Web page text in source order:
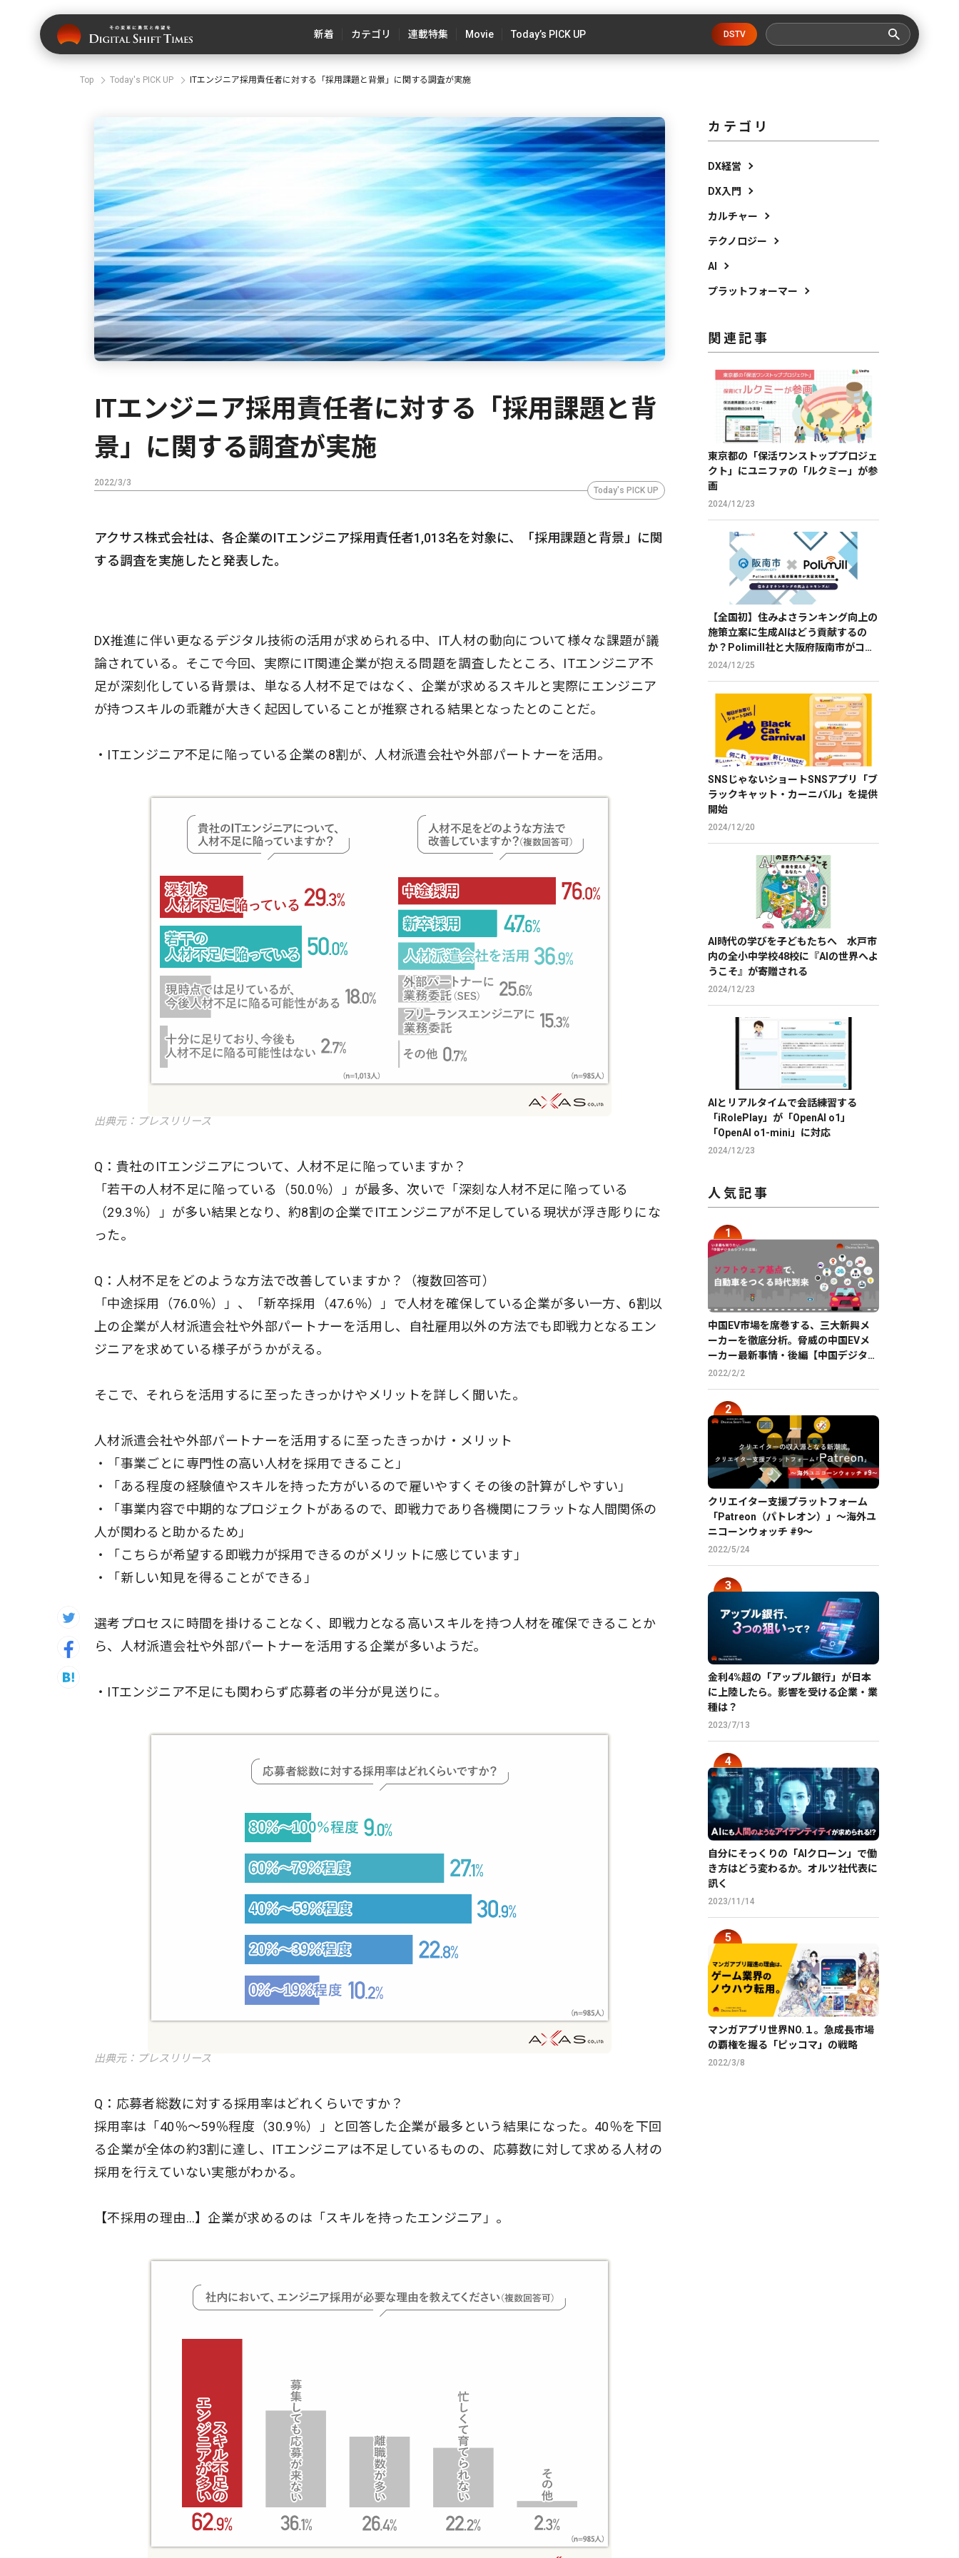
新着 カテゴリ 連載特集 Movie Today’s PICK UP DSTV
Top Today's PICK UP ITエンジニア採用責任者に対する「採用課題と背景」に関する調査が実施
ITエンジニア採用責任者に対する「採用課題と背
景」に関する調査が実施
2022/3/3
Today's PICK UP
アクサス株式会社は、各企業のITエンジニア採用責任者1,013名を対象に、「採用課題と背景」に関
する調査を実施したと発表した。
DX推進に伴い更なるデジタル技術の活用が求められる中、IT人材の動向について様々な課題が議
論されている。そこで今回、実際にIT関連企業が抱える問題を調査したところ、ITエンジニア不
足が深刻化している背景は、単なる人材不足ではなく、企業が求めるスキルと実際にエンジニア
が持つスキルの乖離が大きく起因していることが推察される結果となったとのことだ。
・ITエンジニア不足に陥っている企業の8割が、人材派遣会社や外部パートナーを活用。
出典元：プレスリリース
Q：貴社のITエンジニアについて、人材不足に陥っていますか？
「若干の人材不足に陥っている（50.0％）」が最多、次いで「深刻な人材不足に陥っている
（29.3％）」が多い結果となり、約8割の企業でITエンジニアが不足している現状が浮き彫りにな
った。
Q：人材不足をどのような方法で改善していますか？（複数回答可）
「中途採用（76.0％）」、「新卒採用（47.6％）」で人材を確保している企業が多い一方、6割以
上の企業が人材派遣会社や外部パートナーを活用し、自社雇用以外の方法でも即戦力となるエン
ジニアを求めている様子がうかがえる。
そこで、それらを活用するに至ったきっかけやメリットを詳しく聞いた。
人材派遣会社や外部パートナーを活用するに至ったきっかけ・メリット
・「事業ごとに専門性の高い人材を採用できること」
・「ある程度の経験値やスキルを持った方がいるので雇いやすくその後の計算がしやすい」
・「事業内容で中期的なプロジェクトがあるので、即戦力であり各機関にフラットな人間関係の
人が関わると助かるため」
・「こちらが希望する即戦力が採用できるのがメリットに感じています」
・「新しい知見を得ることができる」
選考プロセスに時間を掛けることなく、即戦力となる高いスキルを持つ人材を確保できることか
ら、人材派遣会社や外部パートナーを活用する企業が多いようだ。
・ITエンジニア不足にも関わらず応募者の半分が見送りに。
出典元：プレスリリース
Q：応募者総数に対する採用率はどれくらいですか？
採用率は「40％～59％程度（30.9％）」と回答した企業が最多という結果になった。40％を下回
る企業が全体の約3割に達し、ITエンジニアは不足しているものの、応募数に対して求める人材の
採用を行えていない実態がわかる。
【不採用の理由…】企業が求めるのは「スキルを持ったエンジニア」。
カテゴリ
DX経営
DX入門
カルチャー
テクノロジー
AI
プラットフォーマー
関連記事
東京都の「保活ワンストッププロジェ
クト」にユニファの「ルクミー」が参
画
2024/12/23
【全国初】住みよさランキング向上の
施策立案に生成AIはどう貢献するの
か？Polimill社と大阪府阪南市がコモ
ンズAIを用いて実証実験を実施
2024/12/25
SNSじゃないショートSNSアプリ「ブ
ラックキャット・カーニバル」を提供
開始
2024/12/20
AI時代の学びを子どもたちへ 水戸市
内の全小中学校48校に『AIの世界へよ
うこそ』が寄贈される
2024/12/23
AIとリアルタイムで会話練習する
「iRolePlay」が「OpenAI o1」
「OpenAI o1-mini」に対応
2024/12/23
人気記事
中国EV市場を席巻する、三大新興メ
ーカーを徹底分析。脅威の中国EVメ
ーカー最新事情・後編【中国デジタル
企業最前線】
2022/2/2
クリエイター支援プラットフォーム
「Patreon（パトレオン）」〜海外ユ
ニコーンウォッチ #9〜
2022/5/24
金利4%超の「アップル銀行」が日本
に上陸したら。影響を受ける企業・業
種は？
2023/7/13
自分にそっくりの「AIクローン」で働
き方はどう変わるか。オルツ社代表に
訊く
2023/11/14
マンガアプリ世界NO.１。急成長市場
の覇権を握る「ピッコマ」の戦略
2022/3/8